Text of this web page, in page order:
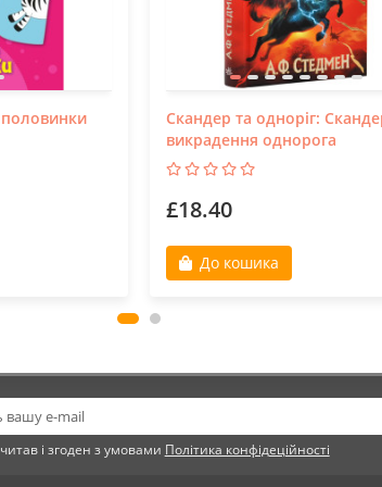
Скандер та одноріг:
викрадення однорога
£18.40
До кошика
і згоден з умовами Політика конфідеційності